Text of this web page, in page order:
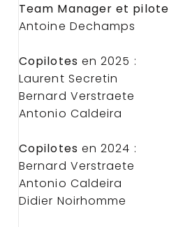
Team Manager et pilote
Antoine Dechamps
Copilotes en 2025 :
Laurent Secretin
Bernard Verstraete
Antonio Caldeira
Copilotes en 2024 :
Bernard Verstraete
Antonio Caldeira
Didier Noirhomme